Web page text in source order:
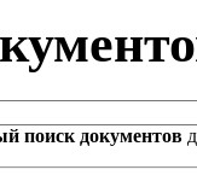
поиск документов